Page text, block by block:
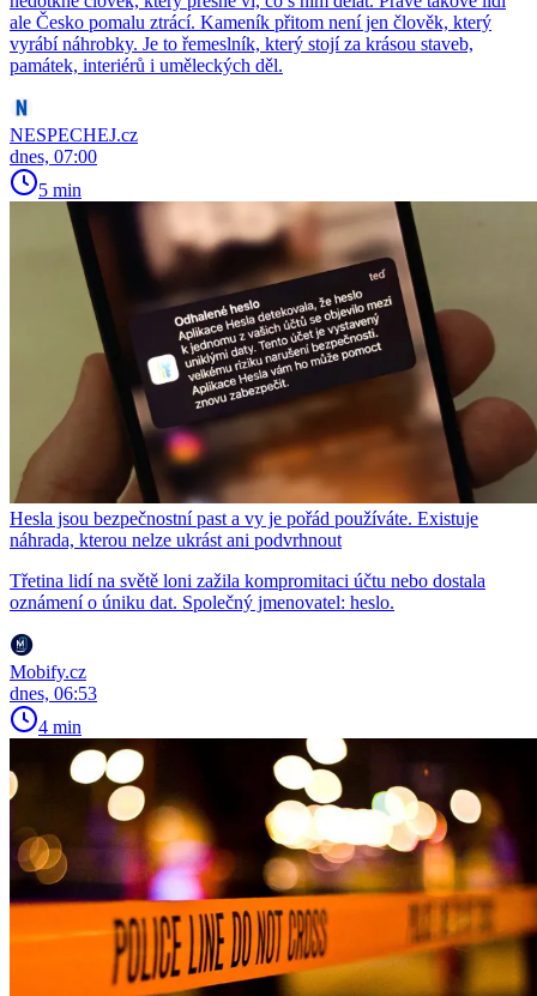
ale Česko pomalu ztrácí. Kameník přitom není jen člověk, který
vyrábí náhrobky. Je to řemeslník, který stojí za krásou staveb,
památek, interiérů i uměleckých děl.
NESPECHEJ.cz
dnes, 07:00
5 min
Hesla jsou bezpečnostní past a vy je pořád používáte. Existuje
náhrada, kterou nelze ukrást ani podvrhnout
Třetina lidí na světě loni zažila kompromitaci účtu nebo dostala
oznámení o úniku dat. Společný jmenovatel: heslo.
Mobify.cz
dnes, 06:53
4 min